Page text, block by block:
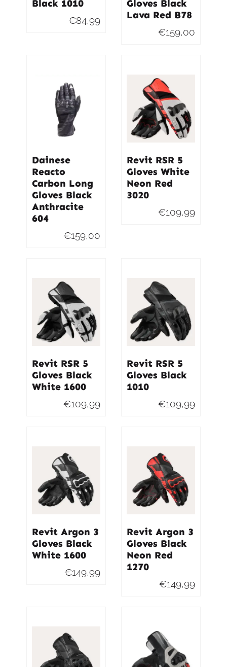
Black 1010
€84,99
Gloves Black
Lava Red B78
€159,00
Dainese
Reacto
Carbon Long
Gloves Black
Anthracite
604
€159,00
Revit RSR 5
Gloves White
Neon Red
3020
€109,99
Revit RSR 5
Gloves Black
White 1600
€109,99
Revit RSR 5
Gloves Black
1010
€109,99
Revit Argon 3
Gloves Black
White 1600
€149,99
Revit Argon 3
Gloves Black
Neon Red
1270
€149,99